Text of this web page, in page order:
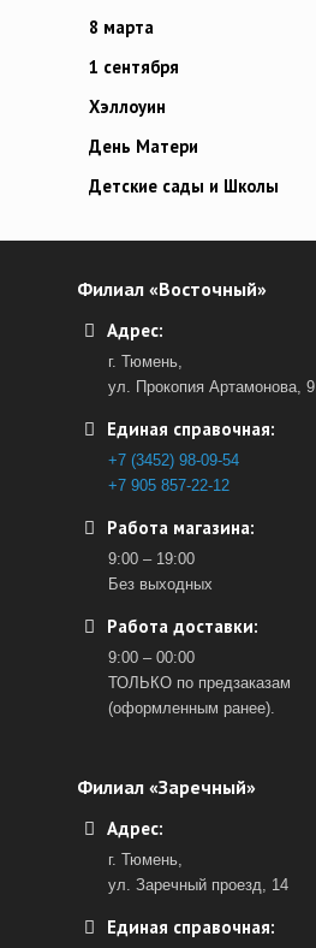
8 марта
1 сентября
Хэллоуин
День Матери
Детские сады и Школы
Филиал «Восточный»
Адрес:
г. Тюмень,
ул. Прокопия Артамонова, 9
Единая справочная:
+7 (3452) 98-09-54
+7 905 857-22-12
Работа магазина:
9:00 – 19:00
Без выходных
Работа доставки:
9:00 – 00:00
ТОЛЬКО по предзаказам
(оформленным ранее).
Филиал «Заречный»
Адрес:
г. Тюмень,
ул. Заречный проезд, 14
Единая справочная: